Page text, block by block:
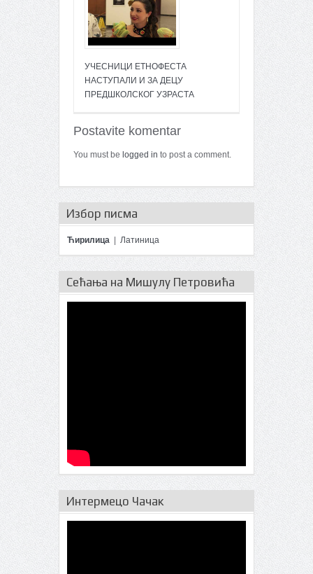
УЧЕСНИЦИ ЕТНОФЕСТА
НАСТУПАЛИ И ЗА ДЕЦУ
ПРЕДШКОЛСКОГ УЗРАСТА
Postavite komentar
You must be logged in to post a comment.
Избор писма
Ћирилица Латиница
Сећања на Мишулу Петровића
Интермецо Чачак